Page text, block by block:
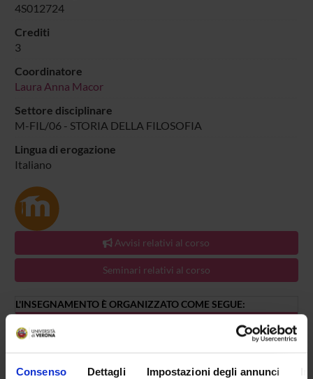
Consenso Dettagli Impostazioni degli annunci
4S012724
Crediti
3
Coordinatore
Laura Anna Macor
Settore disciplinare
M-FIL/06 - STORIA DELLA FILOSOFIA
Lingua di erogazione
Italiano
Avvisi relativi al corso
Seminari relativi al corso
L'INSEGNAMENTO È ORGANIZZATO COME SEGUE:
DOCENTI
A 1 non ancora assegnato Laura Anna